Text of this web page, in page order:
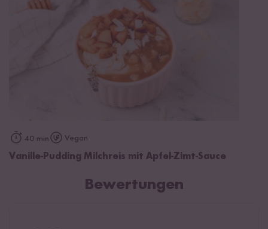
40 min Vegan
Vanille-Pudding Milchreis mit Apfel-Zimt-Sauce
Bewertungen